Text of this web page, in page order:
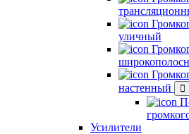
уличный
настенный
Усилители